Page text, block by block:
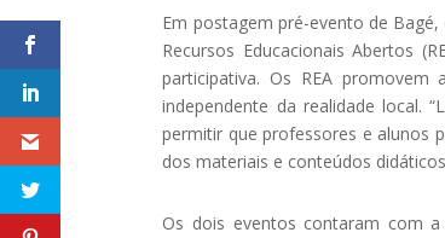
Em postagem pré-evento de
Recursos Educacionais Abertos
participativa. Os REA
independente da realidade local.
permitir que professores e alunos
dos materiais e conteúdos
Os dois eventos contaram com